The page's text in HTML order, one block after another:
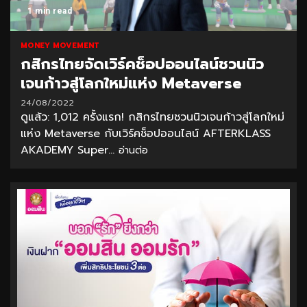
1 min read
MONEY MOVEMENT
กสิกรไทยจัดเวิร์คช็อปออนไลน์ชวนนิว
เจนก้าวสู่โลกใหม่แห่ง Metaverse
24/08/2022
ดูแล้ว: 1,012 ครั้งแรก! กสิกรไทยชวนนิวเจนก้าวสู่โลกใหม่
แห่ง Metaverse กับเวิร์คช็อปออนไลน์ AFTERKLASS
AKADEMY Super... อ่านต่อ